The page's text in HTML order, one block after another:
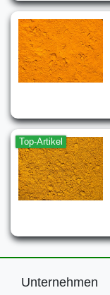
Top-Artikel
Unternehmen